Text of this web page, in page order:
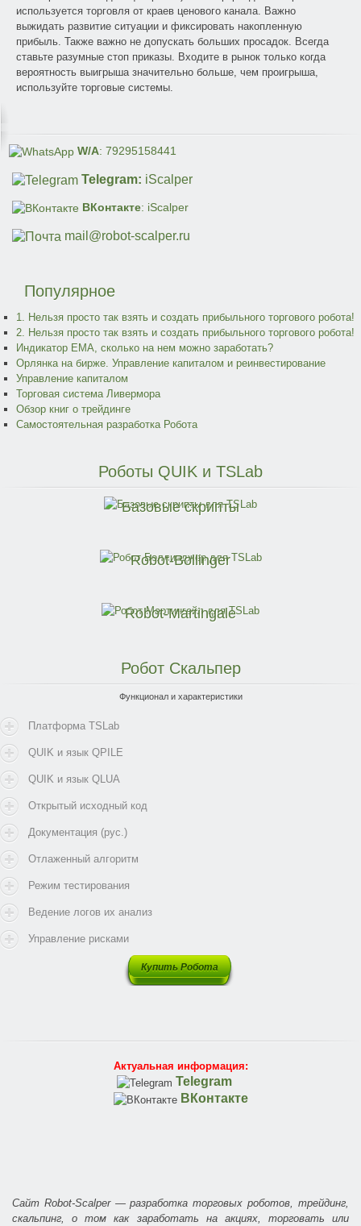
используется торговля от краев ценового канала. Важно
выжидать развитие ситуации и фиксировать накопленную
прибыль. Также важно не допускать больших просадок. Всегда
ставьте разумные стоп приказы. Входите в рынок только когда
вероятность выигрыша значительно больше, чем проигрыша,
используйте торговые системы.
W/A: 79295158441
Telegram: iScalper
ВКонтакте: iScalper
mail@robot-scalper.ru
Популярное
1. Нельзя просто так взять и создать прибыльного торгового робота!
2. Нельзя просто так взять и создать прибыльного торгового робота!
Индикатор EMA, сколько на нем можно заработать?
Орлянка на бирже. Управление капиталом и реинвестирование
Управление капиталом
Торговая система Ливермора
Обзор книг о трейдинге
Самостоятельная разработка Робота
Роботы QUIK и TSLab
Базовые скрипты
Robot-Bollinger
Robot-Martingale
РоботСкальпер
Функционал и характеристики
Платформа TSLab
QUIK и язык QPILE
QUIK и язык QLUA
Открытый исходный код
Документация (рус.)
Отлаженный алгоритм
Режим тестирования
Ведение логов их анализ
Управление рисками
Купить Робота
Актуальная информация:
Telegram
ВКонтакте
Сайт Robot-Scalper — разработка торговых роботов, трейдинг,
скальпинг, о том как заработать на акциях, торговать или